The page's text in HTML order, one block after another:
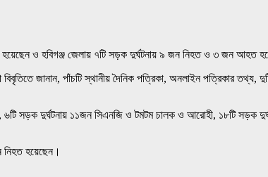
ও হবিগঞ্জ জেলায় ৭টি সড়ক দুর্ঘটনায় ৯ জন নিহত ও ৩ জন আহত
জানান, পাঁচটি স্থানীয় দৈনিক পত্রিকা, অনলাইন পত্রিকার তথ্য,
সড়ক দুর্ঘটনায় ১১জন সিএনজি ও টমটম চালক ও আরোহী, ১৮টি সড়ক
নিহত হয়েছেন।